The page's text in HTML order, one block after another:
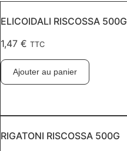
ELICOIDALI RISCOSSA 500G
1,47 € TTC
Ajouter au panier
RIGATONI RISCOSSA 500G